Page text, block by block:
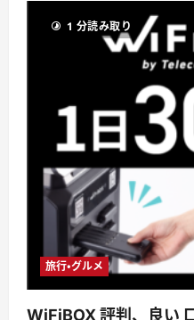
む
良
口
コ
ミ、
口
コ
ミ、
リ
ッ
ト
と
デ
メ
ッ
ト!!
【徹
底
解
説】
に
つ
1 分読み取り
旅行・グルメ
WiFiBOX 評判、良い